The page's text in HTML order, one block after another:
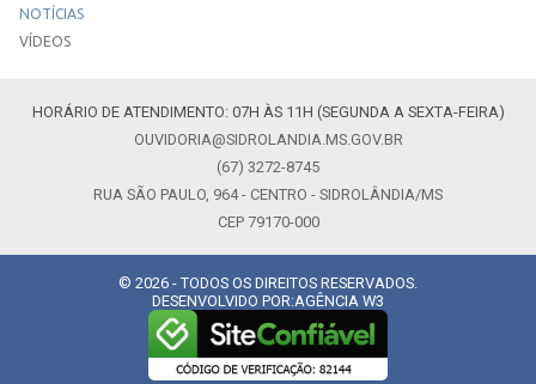
NOTÍCIAS
VÍDEOS
HORÁRIO DE ATENDIMENTO: 07H ÀS 11H (SEGUNDA A SEXTA-FEIRA)
OUVIDORIA@SIDROLANDIA.MS.GOV.BR
(67) 3272-8745
RUA SÃO PAULO, 964 - CENTRO - SIDROLÂNDIA/MS
CEP 79170-000
© 2026 - TODOS OS DIREITOS RESERVADOS.
DESENVOLVIDO POR:AGÊNCIA W3